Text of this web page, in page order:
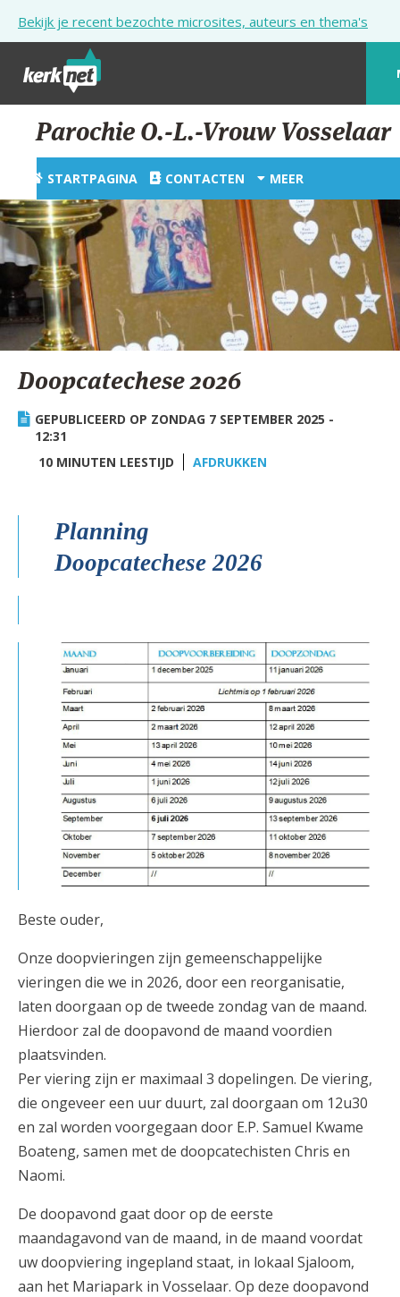
Bekijk je recent bezochte microsites, auteurs en thema's
STARTPAGINA
KERK
VIERINGEN
SHOP
ZOEKEN
HULP
STARTPAGINA PORTAAL
MIJN PAROCHIE
AANMELDEN OF REGISTREREN
Parochie O.-L.-Vrouw Vosselaar
STARTPAGINA CONTACTEN MEER
Doopcatechese 2026
GEPUBLICEERD OP ZONDAG 7 SEPTEMBER 2025 -
12:31
10 MINUTEN LEESTIJD
AFDRUKKEN
Planning
Doopcatechese 2026
kalender Doopsel
2026 (1).jpg
Beste ouder,
Onze doopvieringen zijn gemeenschappelijke
vieringen die we in 2026, door een reorganisatie,
laten doorgaan op de tweede zondag van de maand.
Hierdoor zal de doopavond de maand voordien
plaatsvinden.
Per viering zijn er maximaal 3 dopelingen. De viering,
die ongeveer een uur duurt, zal doorgaan om 12u30
en zal worden voorgegaan door E.P. Samuel Kwame
Boateng, samen met de doopcatechisten Chris en
Naomi.
De doopavond gaat door op de eerste
maandagavond van de maand, in de maand voordat
uw doopviering ingepland staat, in lokaal Sjaloom,
aan het Mariapark in Vosselaar. Op deze doopavond